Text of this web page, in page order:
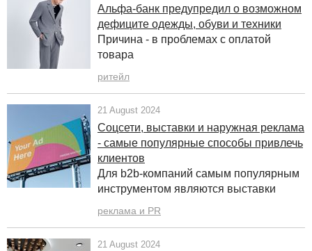
Альфа-банк предупредил о возможном
дефиците одежды, обуви и техники
Причина - в проблемах с оплатой
товара
ритейл
21 August 2024
Соцсети, выставки и наружная реклама
- самые популярные способы привлечь
клиентов
Для b2b-компаний самым популярным
инструментом являются выставки
реклама и PR
21 August 2024